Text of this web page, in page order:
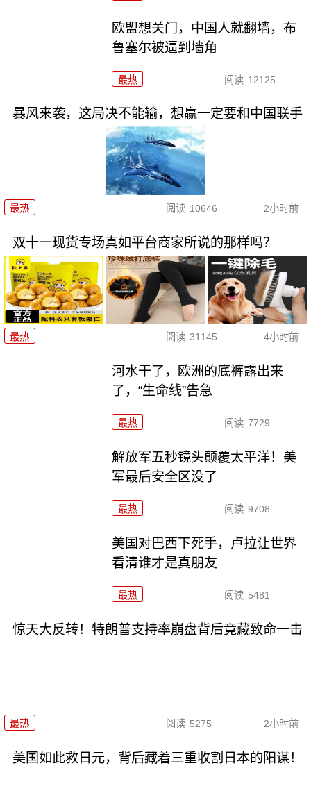
欧盟想关门，中国人就翻墙，布
鲁塞尔被逼到墙角
最热 阅读 12125
暴风来袭，这局决不能输，想赢一定要和中国联手
最热 阅读 10646 2小时前
双十一现货专场真如平台商家所说的那样吗？
最热 阅读 31145 4小时前
河水干了，欧洲的底裤露出来
了，“生命线”告急
最热 阅读 7729
解放军五秒镜头颠覆太平洋！美
军最后安全区没了
最热 阅读 9708
美国对巴西下死手，卢拉让世界
看清谁才是真朋友
最热 阅读 5481
惊天大反转！特朗普支持率崩盘背后竟藏致命一击
最热 阅读 5275 2小时前
美国如此救日元，背后藏着三重收割日本的阳谋！